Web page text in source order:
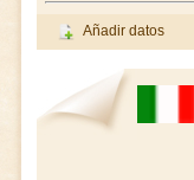
Añadir datos